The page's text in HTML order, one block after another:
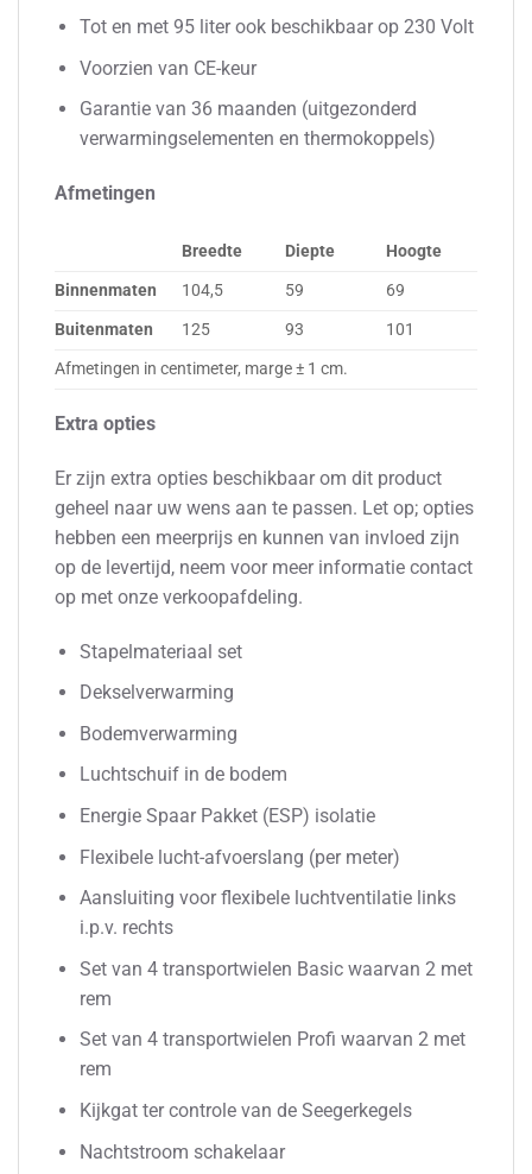
Tot en met 95 liter ook beschikbaar op 230 Volt
Voorzien van CE-keur
Garantie van 36 maanden (uitgezonderd
verwarmingselementen en thermokoppels)
Afmetingen
Breedte Diepte
Hoogte
Binnenmaten
104,5 59
69
Buitenmaten
125 93
101
Afmetingen in centimeter, marge ± 1 cm.
Extra opties
Er zijn extra opties beschikbaar om dit product
geheel naar uw wens aan te passen. Let op; opties
hebben een meerprijs en kunnen van invloed zijn
op de levertijd, neem voor meer informatie contact
op met onze verkoopafdeling.
Stapelmateriaal set
Dekselverwarming
Bodemverwarming
Luchtschuif in de bodem
Energie Spaar Pakket (ESP) isolatie
Flexibele lucht-afvoerslang (per meter)
Aansluiting voor flexibele luchtventilatie links
i.p.v. rechts
Set van 4 transportwielen Basic waarvan 2 met
rem
Set van 4 transportwielen Profi waarvan 2 met
rem
Kijkgat ter controle van de Seegerkegels
Nachtstroom schakelaar